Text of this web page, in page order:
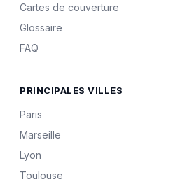
Cartes de couverture
Glossaire
FAQ
PRINCIPALES VILLES
Paris
Marseille
Lyon
Toulouse